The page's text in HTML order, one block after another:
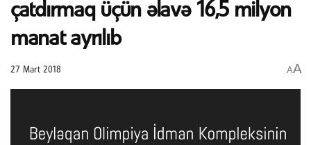
çatdırmaq üçün əlavə 16,5 milyon
manat ayrılıb
27 Mart 2018 AA